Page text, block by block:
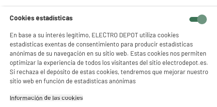
para tender pequeñas coladas
- Duración de secado óptima
gracias a un espacio amplio
entre los hilos
- Fácil de mover con sus
ruedas multidireccionales
- Rejilla de alambre de acero
soldado, recubierta de
Cookies estadísticas
En base a su interés legítimo, ELECTRO DEPOT utiliza cookies
estadísticas exentas de consentimiento para producir estadísticas
anónimas de su navegación en su sitio web. Estas cookies nos permiten
optimizar la experiencia de todos los visitantes del sitio electrodepot.es.
Si rechaza el depósito de estas cookies, tendremos que mejorar nuestro
sitio web en función de estadísticas anónimas
Información de las cookies‎